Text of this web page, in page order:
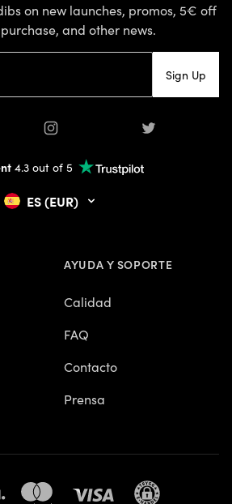
on new launches, promos, 5€ off
and other news.
Sign Up
Instagram Twitter
4.3 out of 5
ES (EUR)
AYUDA Y SOPORTE
Calidad
FAQ
Contacto
Prensa